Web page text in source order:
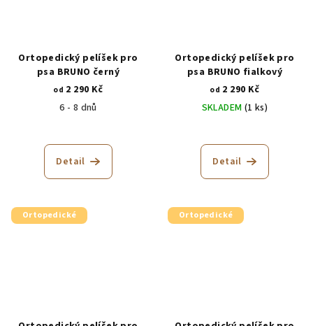
Ortopedický pelíšek pro
psa BRUNO černý
od 2 290 Kč
6 - 8 dnů
hodnocení
produktu
hvězdiček.
Detail
Ortopedický pelíšek pro
psa BRUNO fialkový
od 2 290 Kč
SKLADEM (1 ks)
hodnocení
produktu
hvězdiček.
Detail
Ortopedické Ortopedické